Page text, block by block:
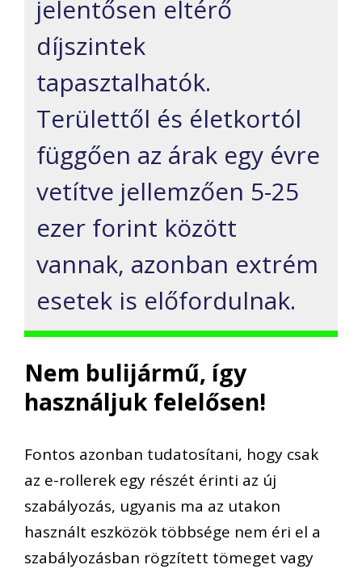
jelentősen eltérő
díjszintek
tapasztalhatók.
Területtől és életkortól
függően az árak egy évre
vetítve jellemzően 5-25
ezer forint között
vannak, azonban extrém
esetek is előfordulnak.
Nem bulijármű, így
használjuk felelősen!
Fontos azonban tudatosítani, hogy csak
az e-rollerek egy részét érinti az új
szabályozás, ugyanis ma az utakon
használt eszközök többsége nem éri el a
szabályozásban rögzített tömeget vagy